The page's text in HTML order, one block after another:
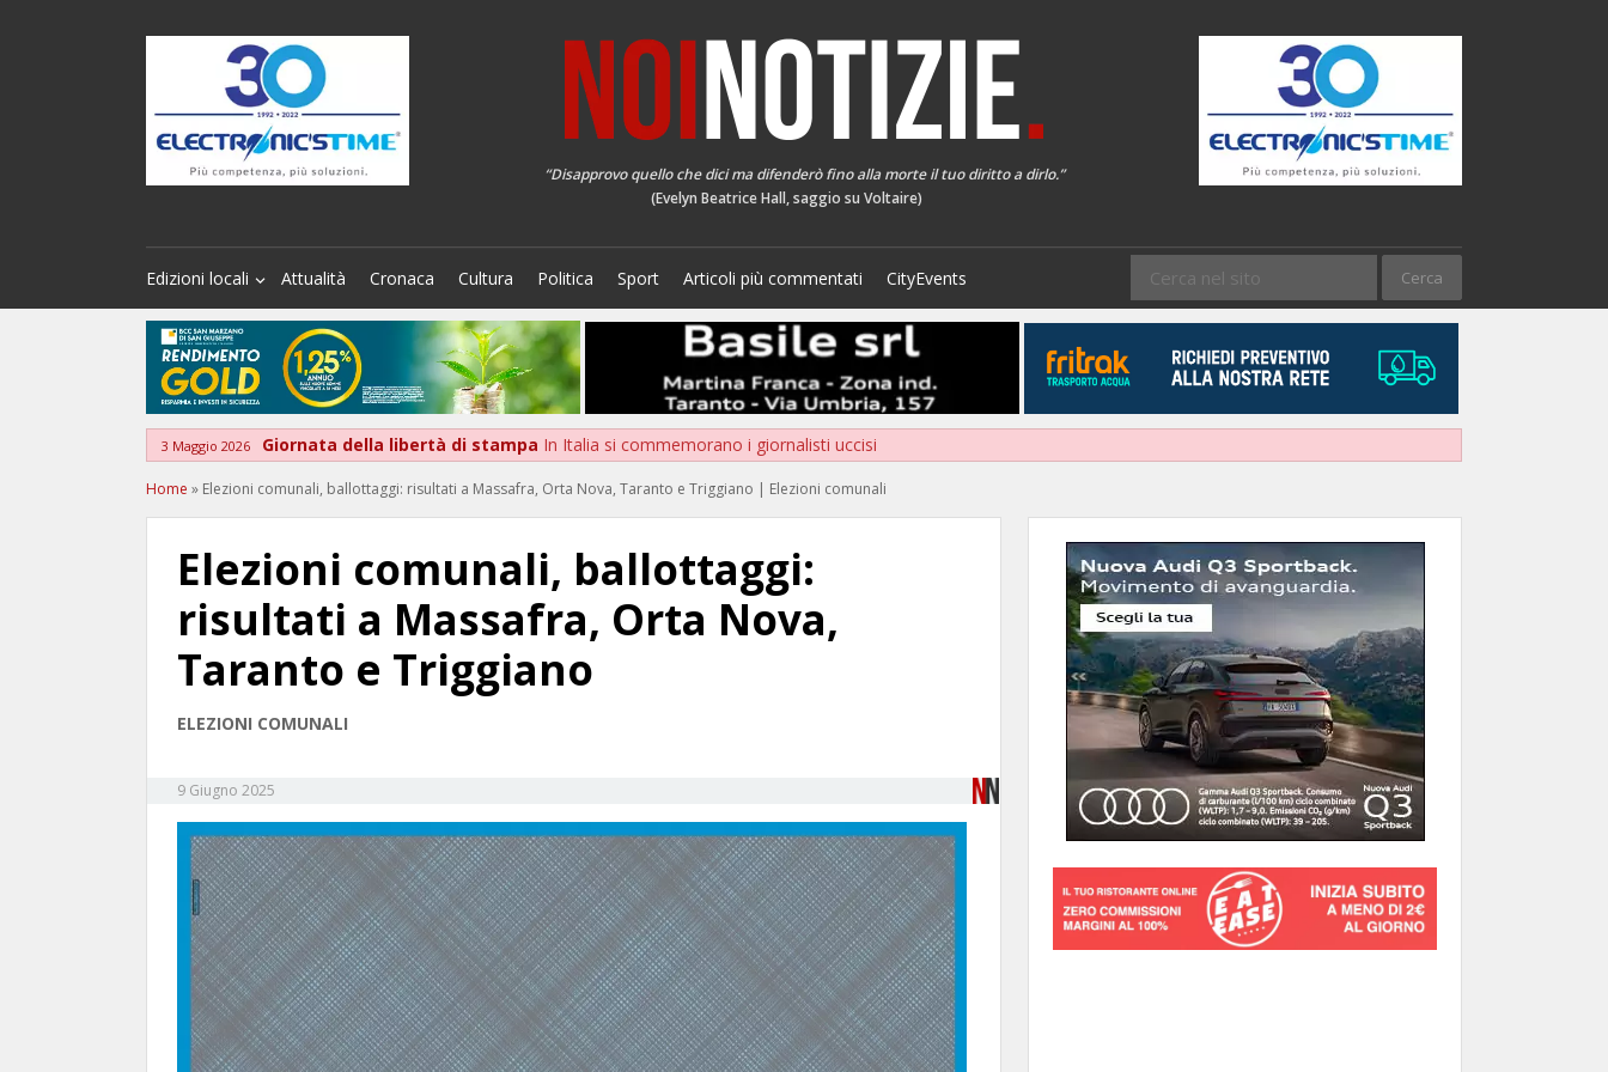
“Disapprovo quello che dici ma difenderò fino alla morte il tuo diritto a dirlo.”
(Evelyn Beatrice Hall, saggio su Voltaire)
Edizioni locali Attualità Cronaca Cultura Politica Sport Articoli più commentati CityEvents
3 Maggio 2026 Giornata della libertà di stampa In Italia si commemorano i giornalisti uccisi
Home » Elezioni comunali, ballottaggi: risultati a Massafra, Orta Nova, Taranto e Triggiano | Elezioni comunali
Elezioni comunali, ballottaggi:
risultati a Massafra, Orta Nova,
Taranto e Triggiano
ELEZIONI COMUNALI
9 Giugno 2025